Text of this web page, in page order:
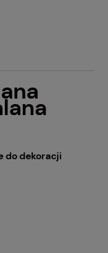
do dekoracji